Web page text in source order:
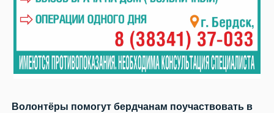
Волонтёры помогут бердчанам поучаствовать в